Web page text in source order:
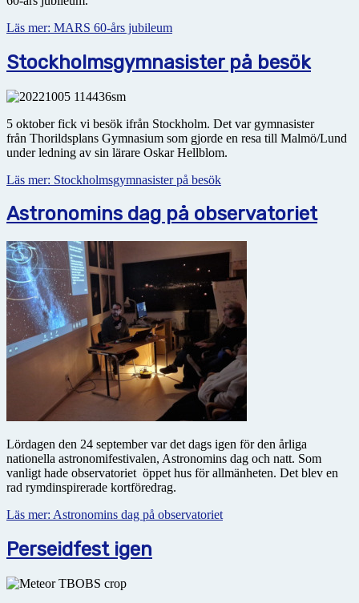
Läs mer: MARS 60-års jubileum
Stockholmsgymnasister på besök
5 oktober fick vi besök ifrån Stockholm. Det var gymnasister
från Thorildsplans Gymnasium som gjorde en resa till Malmö/Lund
under ledning av sin lärare Oskar Hellblom.
Läs mer: Stockholmsgymnasister på besök
Astronomins dag på observatoriet
Lördagen den 24 september var det dags igen för den årliga
nationella astronomifestivalen, Astronomins dag och natt. Som
vanligt hade observatoriet öppet hus för allmänheten. Det blev en
rad rymdinspirerade kortföredrag.
Läs mer: Astronomins dag på observatoriet
Perseidfest igen